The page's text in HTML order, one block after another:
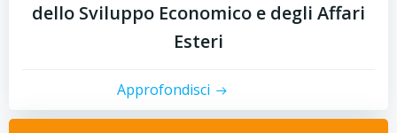
dello Sviluppo Economico e degli Affari
Esteri
Approfondisci